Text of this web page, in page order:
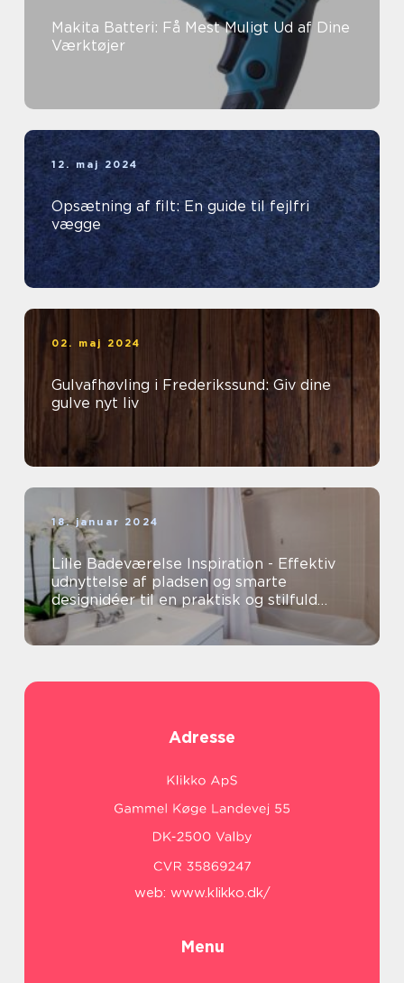
Makita Batteri: Få Mest Muligt Ud af Dine
Værktøjer
12. maj 2024
Opsætning af filt: En guide til fejlfri
vægge
02. maj 2024
Gulvafhøvling i Frederikssund: Giv dine
gulve nyt liv
18. januar 2024
Lille Badeværelse Inspiration - Effektiv
udnyttelse af pladsen og smarte
designidéer til en praktisk og stilfuld
oase
Adresse
web: www.klikko.dk/
Menu